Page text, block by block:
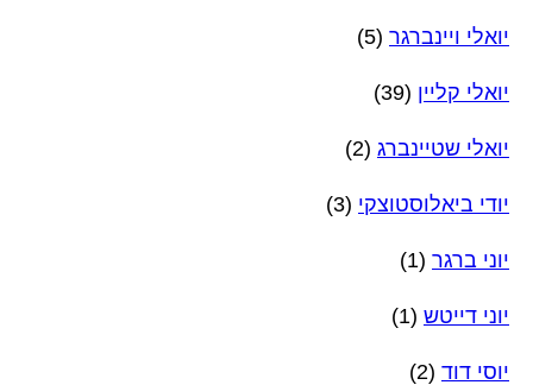
יואלי ויינברגר (5)
יואלי קליין (39)
יואלי שטיינברג (2)
יודי ביאלוסטוצקי (3)
יוני ברגר (1)
יוני דייטש (1)
יוסי דוד (2)